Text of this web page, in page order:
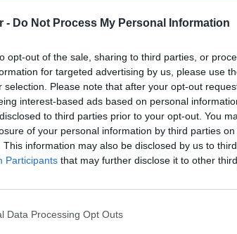
- Do Not Process My Personal Information
opt-out of the sale, sharing to third parties, or
for targeted advertising by us, please use
selection. Please note that after your opt-out
interest-based ads based on personal
to third parties prior to your opt-out. You
of your personal information by third parties on
This information may also be disclosed by us to
Participants that may further disclose it to other
Data Processing Opt Outs
όμορφη!"
τρομάζουν εύκολα και θα